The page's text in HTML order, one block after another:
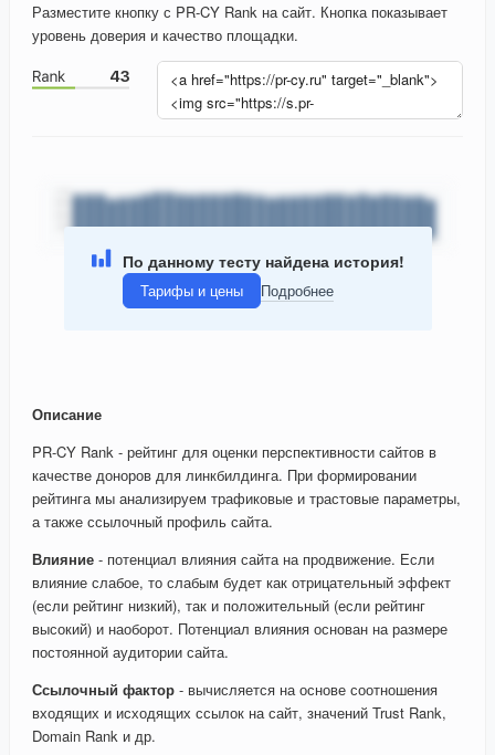
Разместите кнопку с PR-CY Rank на сайт. Кнопка показывает
уровень доверия и качество площадки.
По данному тесту найдена история!
Тарифы и цены Подробнее
Описание
PR-CY Rank - рейтинг для оценки перспективности сайтов в
качестве доноров для линкбилдинга. При формировании
рейтинга мы анализируем трафиковые и трастовые параметры,
а также ссылочный профиль сайта.
Влияние - потенциал влияния сайта на продвижение. Если
влияние слабое, то слабым будет как отрицательный эффект
(если рейтинг низкий), так и положительный (если рейтинг
высокий) и наоборот. Потенциал влияния основан на размере
постоянной аудитории сайта.
Ссылочный фактор - вычисляется на основе соотношения
входящих и исходящих ссылок на сайт, значений Trust Rank,
Domain Rank и др.